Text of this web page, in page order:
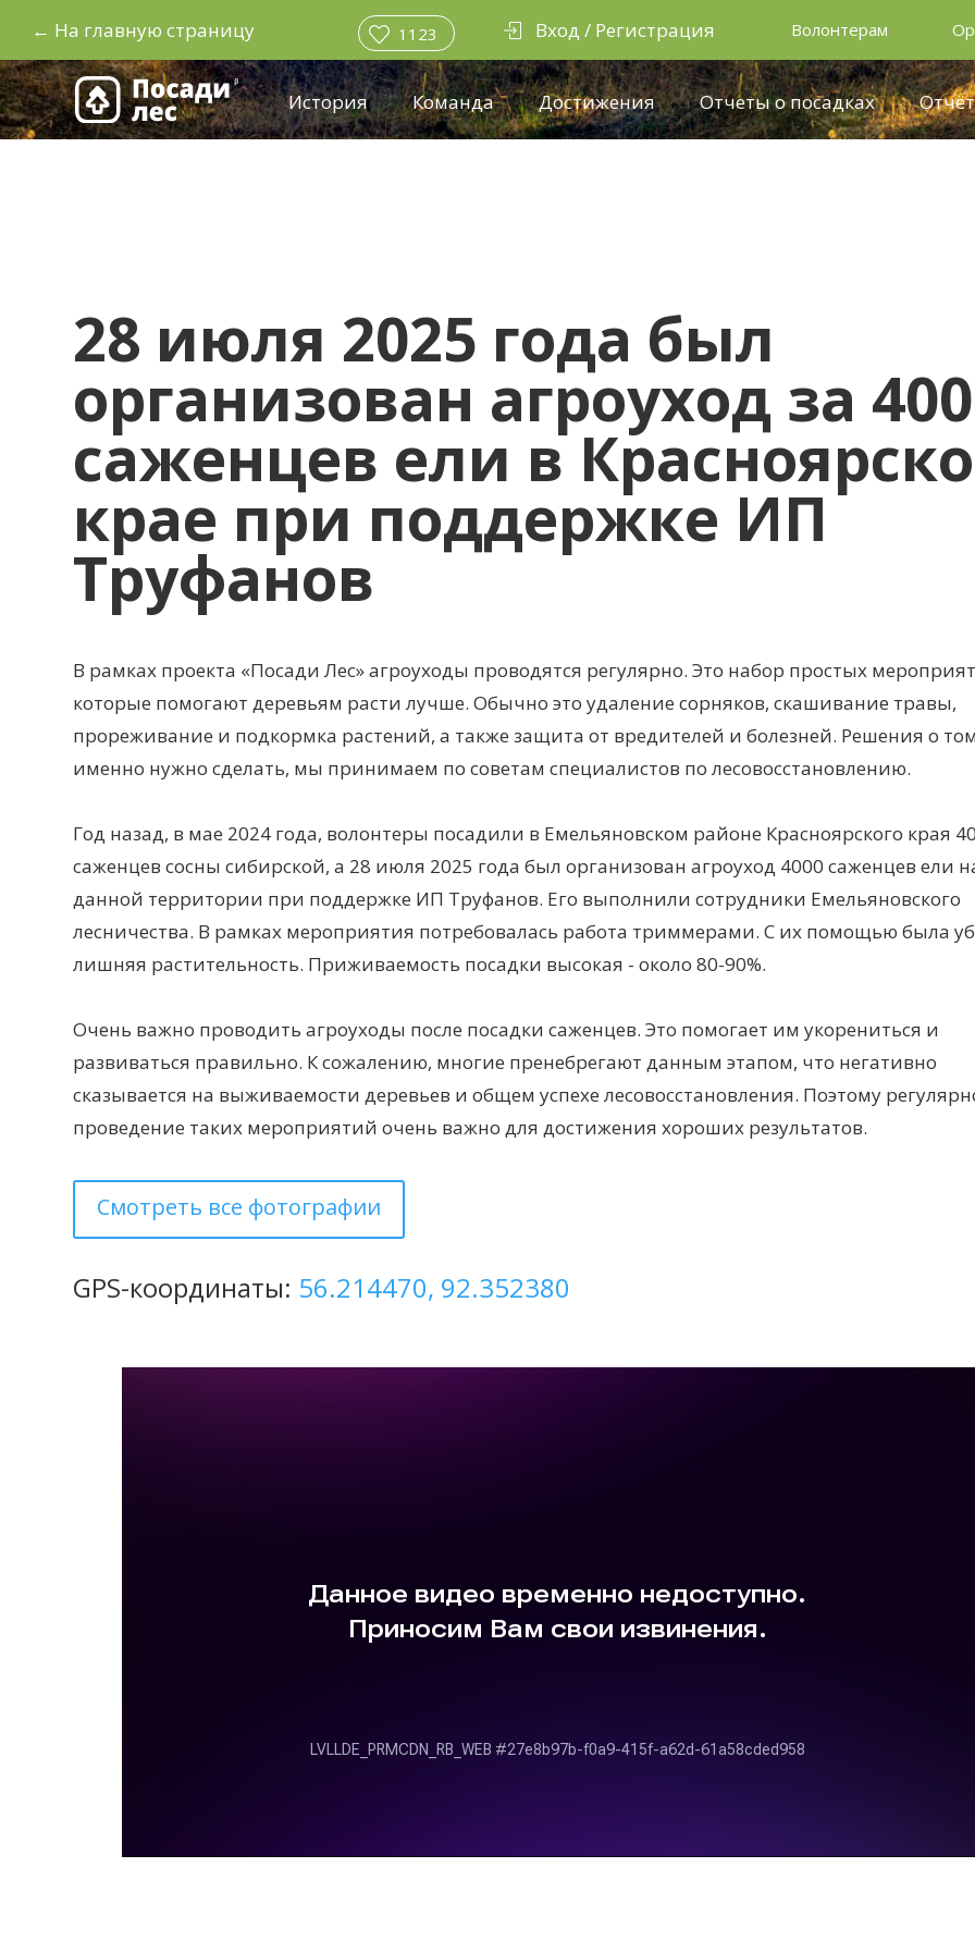
← На главную страницу 1123 Вход / Регистрация Волонтерам
История Команда Достижения Отчеты о посадках
28 июля 2025 года был
организован агроуход за
саженцев ели в
крае при поддержке ИП
Труфанов
В рамках проекта «Посади Лес» агроуходы проводятся регулярно. Это набор простых
которые помогают деревьям расти лучше. Обычно это удаление сорняков, скашивание травы,
прореживание и подкормка растений, а также защита от вредителей и болезней. Решения о
именно нужно сделать, мы принимаем по советам специалистов по лесовосстановлению.
Год назад, в мае 2024 года, волонтеры посадили в Емельяновском районе Красноярского края
саженцев сосны сибирской, а 28 июля 2025 года был организован агроуход 4000 саженцев ели
данной территории при поддержке ИП Труфанов. Его выполнили сотрудники Емельяновского
лесничества. В рамках мероприятия потребовалась работа триммерами. С их помощью была
лишняя растительность. Приживаемость посадки высокая - около 80-90%.
Очень важно проводить агроуходы после посадки саженцев. Это помогает им укорениться и
развиваться правильно. К сожалению, многие пренебрегают данным этапом, что негативно
сказывается на выживаемости деревьев и общем успехе лесовосстановления. Поэтому
проведение таких мероприятий очень важно для достижения хороших результатов.
Смотреть все фотографии
GPS-координаты: 56.214470, 92.352380